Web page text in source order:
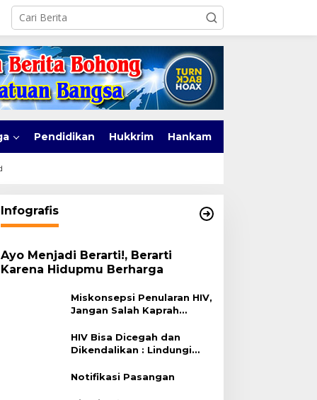
Pendidikan Hukkrim Hankam
Infografis
Ayo Menjadi Berarti!, Berarti
Karena Hidupmu Berharga
Miskonsepsi Penularan HIV,
Jangan Salah Kaprah
HIV Bisa Dicegah dan
Dikendalikan : Lindungi
Notifikasi Pasangan